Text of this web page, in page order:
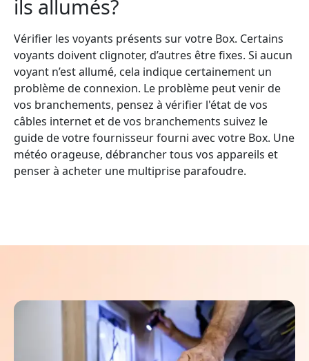
ils allumés?
Vérifier les voyants présents sur votre Box. Certains
voyants doivent clignoter, d’autres être fixes. Si aucun
voyant n’est allumé, cela indique certainement un
problème de connexion. Le problème peut venir de
vos branchements, pensez à vérifier l'état de vos
câbles internet et de vos branchements suivez le
guide de votre fournisseur fourni avec votre Box. Une
météo orageuse, débrancher tous vos appareils et
penser à acheter une multiprise parafoudre.